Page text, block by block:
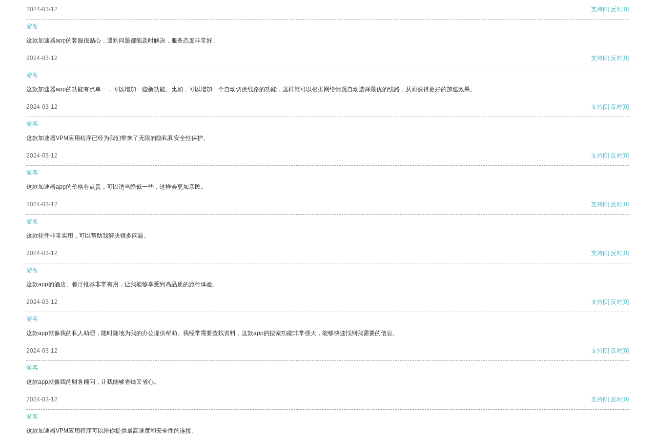
2024-03-12 支持[0] 反对[0]
游客
这款加速器app的客服很贴心，遇到问题都能及时解决，服务态度非常好。
2024-03-12 支持[0] 反对[0]
游客
这款加速器app的功能有点单一，可以增加一些新功能。比如，可以增加一个自动切换线路的功能，这样就可以根据网络情况自动选择最优的线路，从而获得更好的加速效果。
2024-03-12 支持[0] 反对[0]
游客
这款加速器VPM应用程序已经为我们带来了无限的隐私和安全性保护。
2024-03-12 支持[0] 反对[0]
游客
这款加速器app的价格有点贵，可以适当降低一些，这样会更加亲民。
2024-03-12 支持[0] 反对[0]
游客
这款软件非常实用，可以帮助我解决很多问题。
2024-03-12 支持[0] 反对[0]
游客
这款app的酒店、餐厅推荐非常有用，让我能够享受到高品质的旅行体验。
2024-03-12 支持[0] 反对[0]
游客
这款app就像我的私人助理，随时随地为我的办公提供帮助。我经常需要查找资料，这款app的搜索功能非常强大，能够快速找到我需要的信息。
2024-03-12 支持[0] 反对[0]
游客
这款app就像我的财务顾问，让我能够省钱又省心。
2024-03-12 支持[0] 反对[0]
游客
这款加速器VPM应用程序可以给你提供最高速度和安全性的连接。